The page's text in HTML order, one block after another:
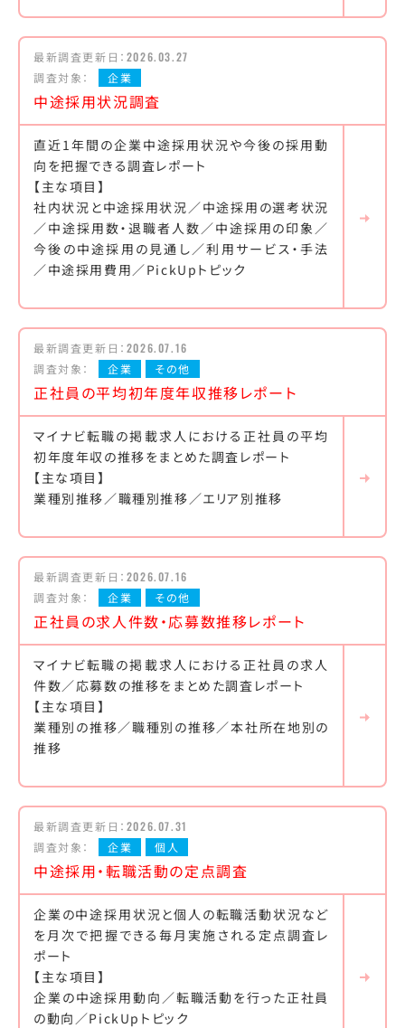
最新調査更新日： 2026.03.27
調査対象：
企業
中途採用状況調査
直近1年間の企業中途採用状況や今後の採用動
向を把握できる調査レポート
【主な項目】
社内状況と中途採用状況／中途採用の選考状況
／中途採用数・退職者人数／中途採用の印象／
今後の中途採用の見通し／利用サービス・手法
／中途採用費用／PickUpトピック
最新調査更新日： 2026.07.16
調査対象：
企業 その他
正社員の平均初年度年収推移レポート
マイナビ転職の掲載求人における正社員の平均
初年度年収の推移をまとめた調査レポート
【主な項目】
業種別推移／職種別推移／エリア別推移
最新調査更新日： 2026.07.16
調査対象：
企業 その他
正社員の求人件数・応募数推移レポート
マイナビ転職の掲載求人における正社員の求人
件数／応募数の推移をまとめた調査レポート
【主な項目】
業種別の推移／職種別の推移／本社所在地別の
推移
最新調査更新日： 2026.07.31
調査対象：
企業 個人
中途採用・転職活動の定点調査
企業の中途採用状況と個人の転職活動状況など
を月次で把握できる毎月実施される定点調査レ
ポート
【主な項目】
企業の中途採用動向／転職活動を行った正社員
の動向／PickUpトピック